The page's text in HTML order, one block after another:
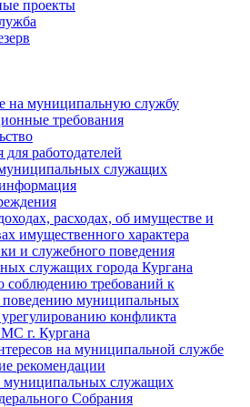
проекты
на муниципальную службу
требования
работодателей
служащих
расходах, об имуществе и
имущественного характера
и служебного поведения
служащих города Кургана
соблюдению требований к
поведению муниципальных
конфликта
г. Кургана
на муниципальной службе
рекомендации
муниципальных служащих
Cобрания